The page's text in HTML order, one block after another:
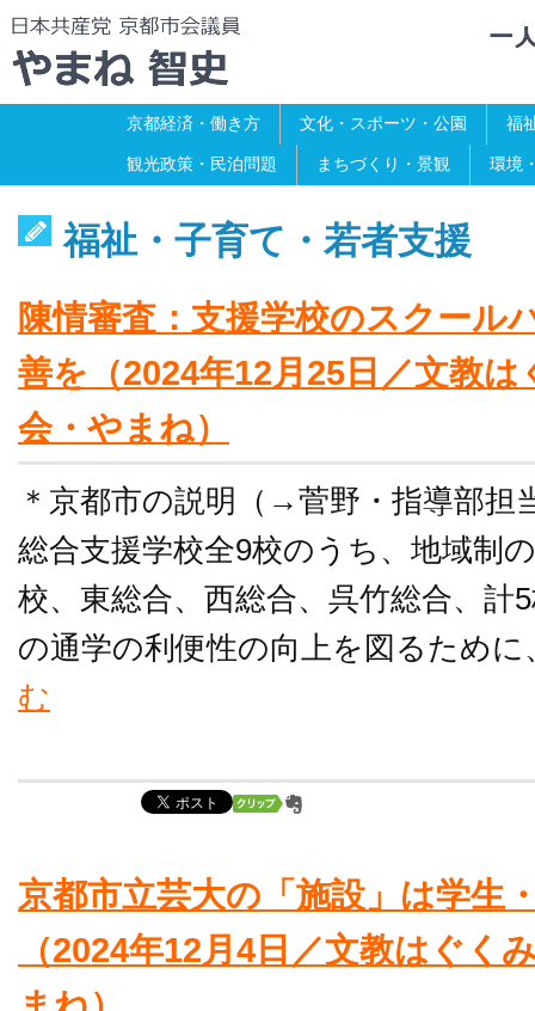
京都経済・働き方 文化・スポーツ・公園 福
観光政策・民泊問題 まちづくり・景観 環境
福祉・子育て・若者支援
陳情審査：支援学校のスクール
善を（2024年12月25日／文教
会・やまね）
＊京都市の説明（→菅野・指導部担
総合支援学校全9校のうち、地域制
校、東総合、西総合、呉竹総合、計
の通学の利便性の向上を図るために
む
京都市立芸大の「施設」は学生
（2024年12月4日／文教はぐく